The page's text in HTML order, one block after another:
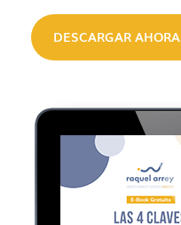
DESCARGAR AHORA